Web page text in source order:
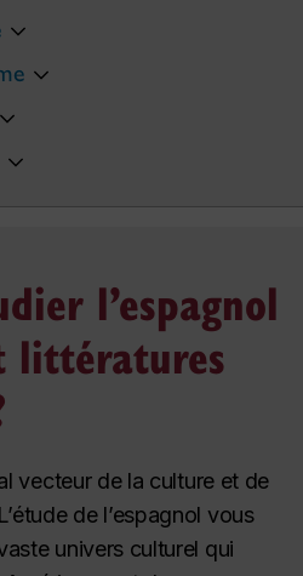
l’espagnol
littératures
vecteur de la culture et de
de l’espagnol vous
univers culturel qui